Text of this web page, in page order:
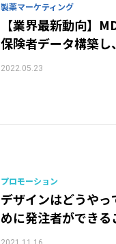
製薬マーケティング
【業界最新動向】
保険者データ構築
2022.05.23
プロモーション
デザインはどうや
めに発注者ができる